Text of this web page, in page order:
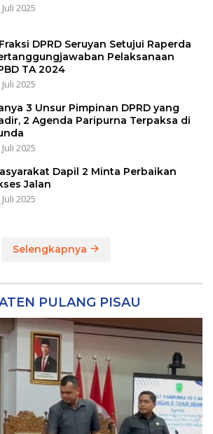
2025
DPRD Seruyan Setujui Raperda
Pelaksanaan
TA 2024
2025
3 Unsur Pimpinan DPRD yang
2 Agenda Paripurna Terpaksa di
Juli 2025
Dapil 2 Minta Perbaikan
Jalan
Juli 2025
Selengkapnya
PULANG PISAU